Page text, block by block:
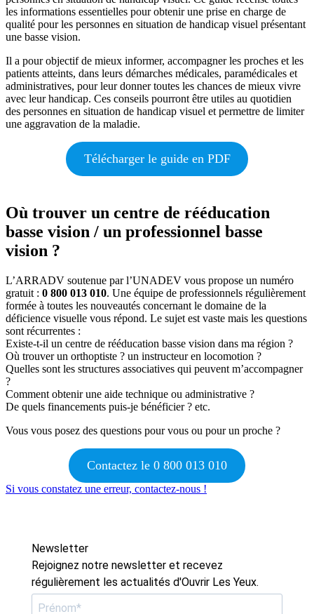
les informations essentielles pour obtenir une prise en charge de
qualité pour les personnes en situation de handicap visuel présentant
une basse vision.
Il a pour objectif de mieux informer, accompagner les proches et les
patients atteints, dans leurs démarches médicales, paramédicales et
administratives, pour leur donner toutes les chances de mieux vivre
avec leur handicap. Ces conseils pourront être utiles au quotidien
des personnes en situation de handicap visuel et permettre de limiter
une aggravation de la maladie.
Télécharger le guide en PDF
Où trouver un centre de rééducation
basse vision / un professionnel basse
vision ?
L’ARRADV soutenue par l’UNADEV vous propose un numéro
gratuit : 0 800 013 010. Une équipe de professionnels régulièrement
formée à toutes les nouveautés concernant le domaine de la
déficience visuelle vous répond. Le sujet est vaste mais les questions
sont récurrentes :
Existe-t-il un centre de rééducation basse vision dans ma région ?
Où trouver un orthoptiste ? un instructeur en locomotion ?
Quelles sont les structures associatives qui peuvent m’accompagner
?
Comment obtenir une aide technique ou administrative ?
De quels financements puis-je bénéficier ? etc.
Vous vous posez des questions pour vous ou pour un proche ?
Contactez le 0 800 013 010
Si vous constatez une erreur, contactez-nous !
Newsletter
Rejoignez notre newsletter et recevez
régulièrement les actualités d'Ouvrir Les Yeux.